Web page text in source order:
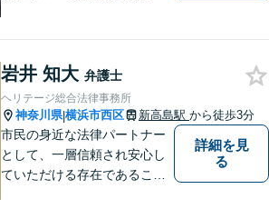
す。小さなお悩みから大きな
トラブルまでご相談くださ
い。
岩井 知大 弁護士
ヘリテージ総合法律事務所
神奈川県|横浜市西区 新高島駅 から徒歩3分
市民の身近な法律パートナー
として、一層信頼され安心し
ていただける存在であること
詳細を見
る